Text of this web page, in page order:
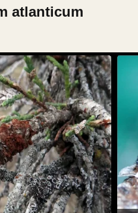
atlanticum